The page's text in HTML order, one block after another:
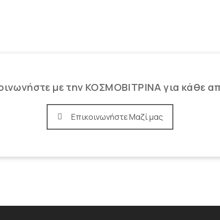
με την ΚΟΣΜΟΒΙΤΡΙΝΑ για κάθε
Επικοινωνήστε Μαζί μας